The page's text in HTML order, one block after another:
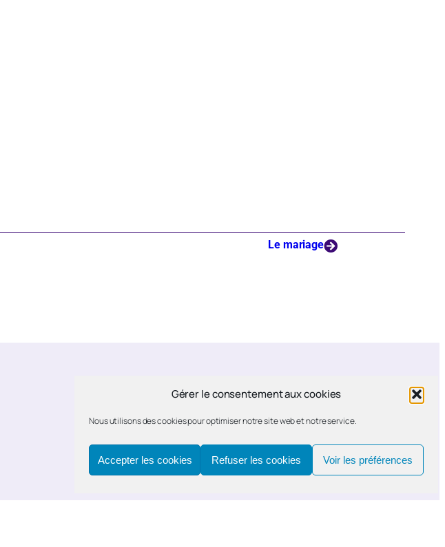
Gérer le consentement aux cookies
Nous utilisons des cookies pour optimiser notre site web et notre service.
Accepter les cookies Refuser les cookies Voir les préférences
Le mariage